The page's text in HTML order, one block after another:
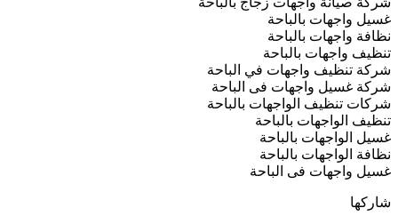
غسيل واجهات بالباحة
نظافة واجهات بالباحة
تنظيف واجهات بالباحة
شركة تنظيف واجهات في الباحة
شركة غسيل واجهات فى الباحة
شركات تنظيف الواجهات بالباحة
تنظيف الواجهات بالباحة
غسيل الواجهات بالباحة
نظافة الواجهات بالباحة
غسيل واجهات فى الباحة
شاركها